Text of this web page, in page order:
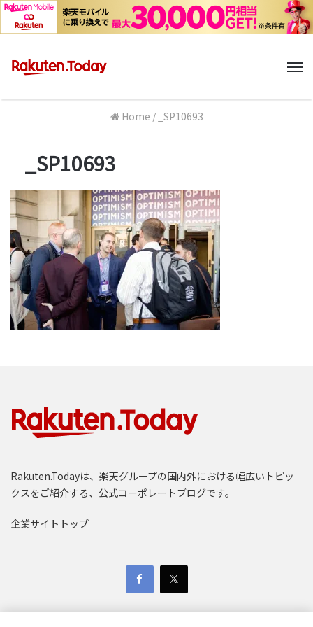
Home / _SP10693
_SP10693
Rakuten.Todayは、楽天グループの国内外における幅広いトピッ
クスをご紹介する、公式コーポレートブログです。
企業サイトトップ